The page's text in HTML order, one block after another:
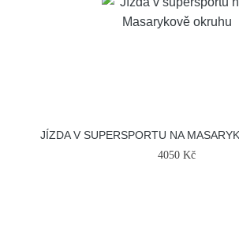
JÍZDA V SUPERSPORTU NA
4050 Kč